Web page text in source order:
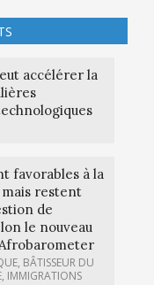
accélérer la
favorables à la
restent
de
le nouveau
, BÂTISSEUR DU
, IMMIGRATIONS